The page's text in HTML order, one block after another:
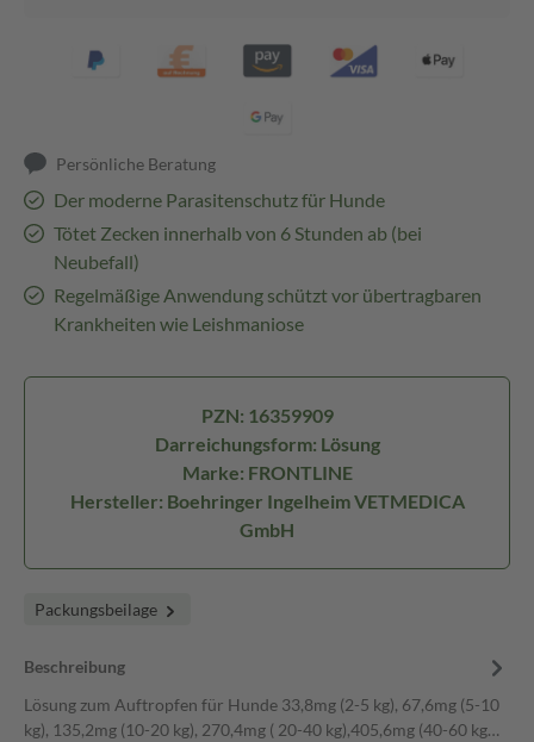
Persönliche Beratung
Der moderne Parasitenschutz für Hunde
Tötet Zecken innerhalb von 6 Stunden ab (bei
Neubefall)
Regelmäßige Anwendung schützt vor übertragbaren
Krankheiten wie Leishmaniose
PZN: 16359909
Darreichungsform: Lösung
Marke: FRONTLINE
Hersteller: Boehringer Ingelheim VETMEDICA
GmbH
Packungsbeilage
Beschreibung
Lösung zum Auftropfen für Hunde 33,8mg (2-5 kg), 67,6mg (5-10
kg), 135,2mg (10-20 kg), 270,4mg ( 20-40 kg),405,6mg (40-60 kg…